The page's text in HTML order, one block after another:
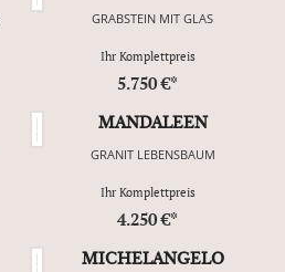
GRABSTEIN MIT GLAS
Ihr Komplettpreis
5.750 €*
MANDALEEN
GRANIT LEBENSBAUM
Ihr Komplettpreis
4.250 €*
MICHELANGELO